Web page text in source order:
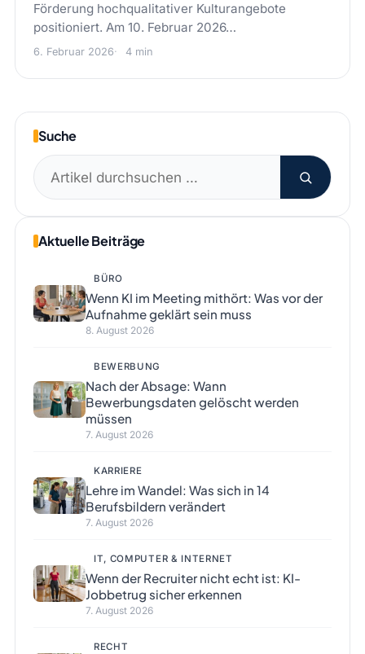
Förderung hochqualitativer Kulturangebote
positioniert. Am 10. Februar 2026…
6. Februar 2026 4 min
Suche
Suchen
nach:
Aktuelle Beiträge
BÜRO
Wenn KI im Meeting mithört: Was vor der
Aufnahme geklärt sein muss
8. August 2026
BEWERBUNG
Nach der Absage: Wann
Bewerbungsdaten gelöscht werden
müssen
7. August 2026
KARRIERE
Lehre im Wandel: Was sich in 14
Berufsbildern verändert
7. August 2026
IT, COMPUTER & INTERNET
Wenn der Recruiter nicht echt ist: KI-
Jobbetrug sicher erkennen
7. August 2026
RECHT